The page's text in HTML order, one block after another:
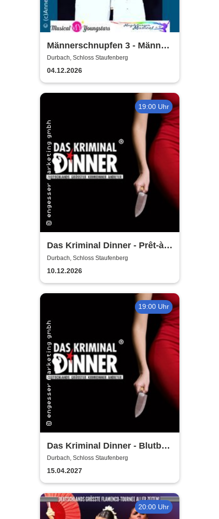
Männerschnupfen 3 - Männer,
Technik, Migräne & KI
Durbach, Schloss Staufenberg
04.12.2026
19:00 Uhr
Das Kriminal Dinner - Prêt-à-
morter - Der letzte Schrei
Durbach, Schloss Staufenberg
10.12.2026
19:00 Uhr
Das Kriminal Dinner - Blutbad
im Gemeinderat
Durbach, Schloss Staufenberg
15.04.2027
20:00 Uhr